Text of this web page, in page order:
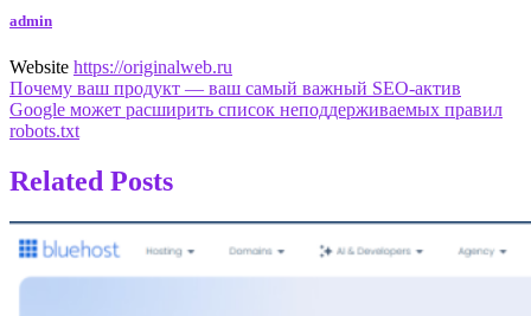
admin
Website https://originalweb.ru
Навигация
по
Почему ваш продукт — ваш самый важный SEO-актив
Google может расширить список неподдерживаемых правил
robots.txt
Related Posts